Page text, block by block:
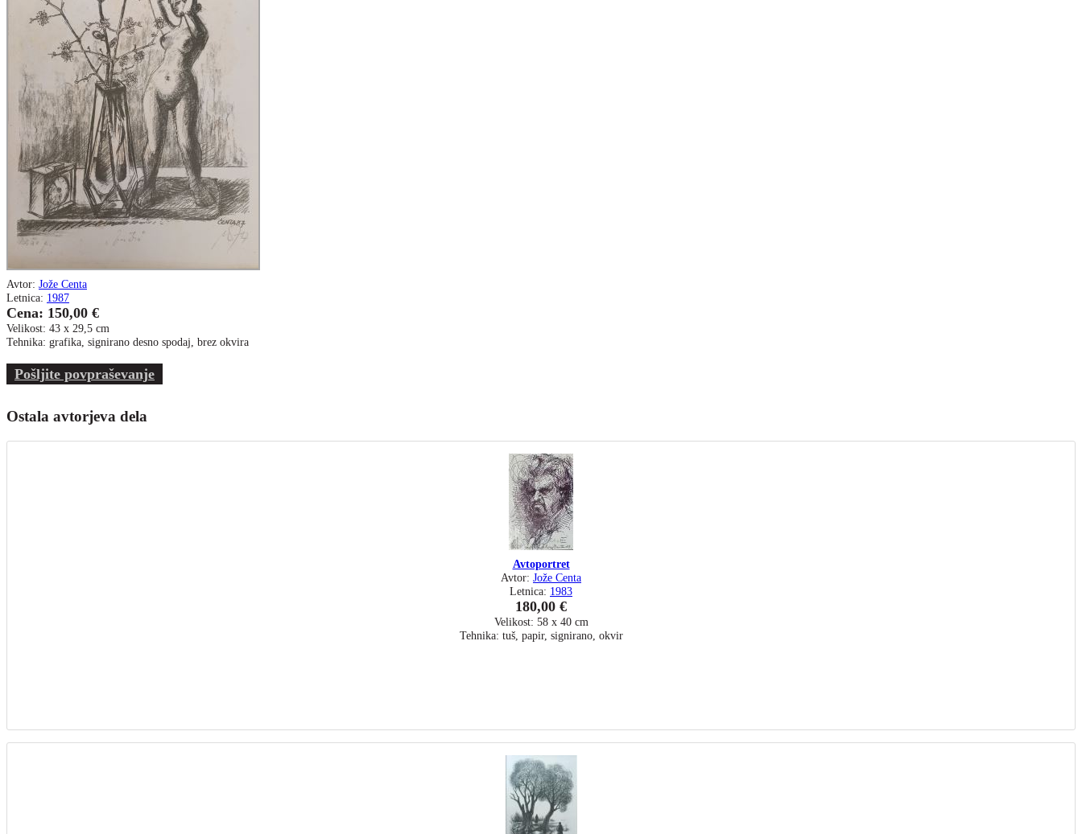
Avtor: Jože Centa
Letnica: 1987
Cena: 150,00 €
Velikost: 43 x 29,5 cm
Tehnika: grafika, signirano desno spodaj, brez okvira
Pošljite povpraševanje
Ostala avtorjeva dela
Avtoportret
Avtor: Jože Centa
Letnica: 1983
180,00 €
Velikost: 58 x 40 cm
Tehnika: tuš, papir, signirano, okvir